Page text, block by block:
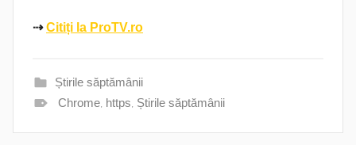
⇢Citiți la ProTV.ro
Știrile săptămânii
Chrome, https, Știrile săptămânii